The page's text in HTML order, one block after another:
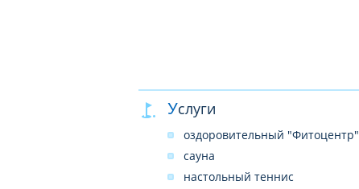
Услуги
оздоровительный "Фитоцентр"
сауна
настольный теннис